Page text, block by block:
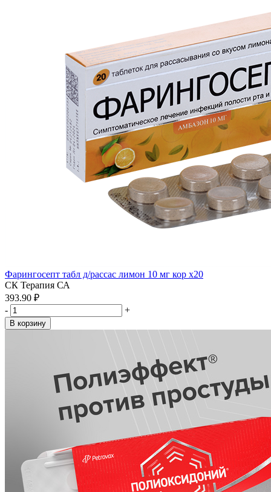
Фарингосепт табл д/рассас лимон 10 мг кор x20
СК Терапия СА
393.90 ₽
-
+
В корзину